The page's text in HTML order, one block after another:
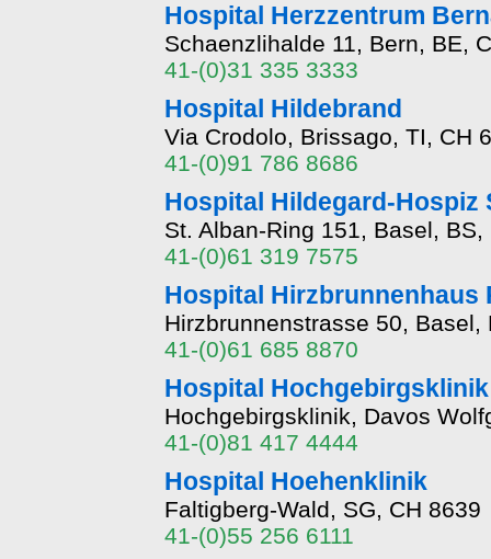
Hospital Herzzentrum
Schaenzlihalde 11, Bern, BE,
41-(0)31 335 3333
Hospital Hildebrand
Via Crodolo, Brissago, TI, CH
41-(0)91 786 8686
Hospital Hildegard-Hospiz
St. Alban-Ring 151, Basel, BS,
41-(0)61 319 7575
Hospital Hirzbrunnenhaus
Hirzbrunnenstrasse 50, Basel,
41-(0)61 685 8870
Hospital Hochgebirgsklinik
Hochgebirgsklinik, Davos
41-(0)81 417 4444
Hospital Hoehenklinik
Faltigberg-Wald, SG, CH 8639
41-(0)55 256 6111